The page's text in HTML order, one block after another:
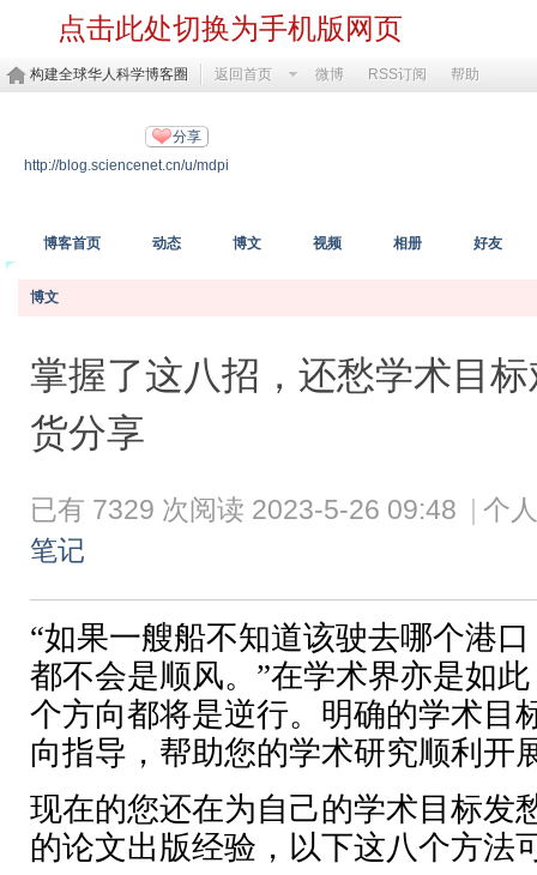
点击此处切换为手机版网页
构建全球华人科学博客圈 返回首页 微博 RSS订阅 帮助
分享
http://blog.sciencenet.cn/u/mdpi
博客首页 动态 博文 视频 相册 好友
博文
掌握了这八招，还愁学术目
货分享
已有 7329 次阅读 2023-5-26 09:48
个
笔记
“如果一艘船不知道该驶去哪个港
都不会是顺风。”在学术界亦是如
个方向都将是逆行。明确的学术目
向指导，帮助您的学术研究顺利开
现在的您还在为自己的学术目标发
的论文出版经验，以下这八个方法